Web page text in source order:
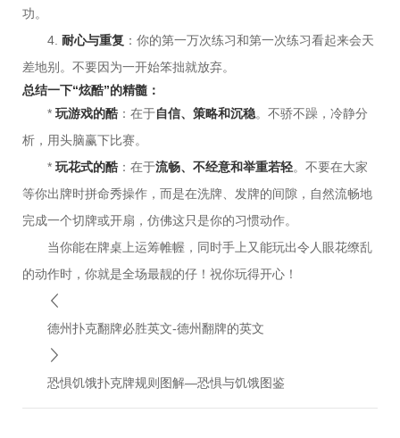
功。
4. 耐心与重复 ：你的第一万次练习和第一次练习看起来会天
差地别。不要因为一开始笨拙就放弃。
总结一下“炫酷”的精髓：
* 玩游戏的酷 ：在于自信、策略和沉稳。不骄不躁，冷静分
析，用头脑赢下比赛。
* 玩花式的酷 ：在于流畅、不经意和举重若轻。不要在大家
等你出牌时拼命秀操作，而是在洗牌、发牌的间隙，自然流畅地
完成一个切牌或开扇，仿佛这只是你的习惯动作。
当你能在牌桌上运筹帷幄，同时手上又能玩出令人眼花缭乱
的动作时，你就是全场最靓的仔！祝你玩得开心！
德州扑克翻牌必胜英文-德州翻牌的英文
恐惧饥饿扑克牌规则图解—恐惧与饥饿图鉴